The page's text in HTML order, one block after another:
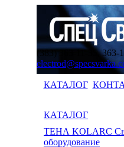
(383) 363-11-35, 363-
КАТАЛОГ
КАТАЛОГ
ТЕНА KOLARC
оборудование